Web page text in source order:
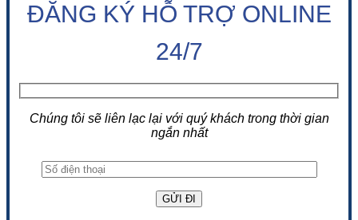
ĐĂNG KÝ HỖ TRỢ ONLINE
24/7
Chúng tôi sẽ liên lạc lại với quý khách trong thời gian
ngắn nhất